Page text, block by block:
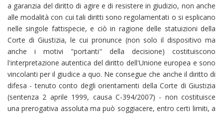
a garanzia del diritto di agire e di resistere in giudizio, non anche
alle modalità con cui tali diritti sono regolamentati o si esplicano
nelle singole fattispecie, e ciò in ragione delle statuizioni della
Corte di Giustizia, le cui pronunce (non solo il dispositivo ma
anche i motivi "portanti" della decisione) costituiscono
l'interpretazione autentica del diritto dell'Unione europea e sono
vincolanti per il giudice a quo. Ne consegue che anche il diritto di
difesa - tenuto conto degli orientamenti della Corte di Giustizia
(sentenza 2 aprile 1999, causa C-394/2007) - non costituisce
una prerogativa assoluta ma può soggiacere, entro certi limiti, a